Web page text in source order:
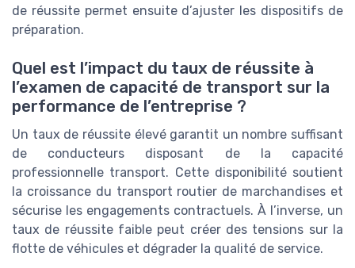
de réussite permet ensuite d’ajuster les dispositifs de
préparation.
Quel est l’impact du taux de réussite à
l’examen de capacité de transport sur la
performance de l’entreprise ?
Un taux de réussite élevé garantit un nombre suffisant
de conducteurs disposant de la capacité
professionnelle transport. Cette disponibilité soutient
la croissance du transport routier de marchandises et
sécurise les engagements contractuels. À l’inverse, un
taux de réussite faible peut créer des tensions sur la
flotte de véhicules et dégrader la qualité de service.